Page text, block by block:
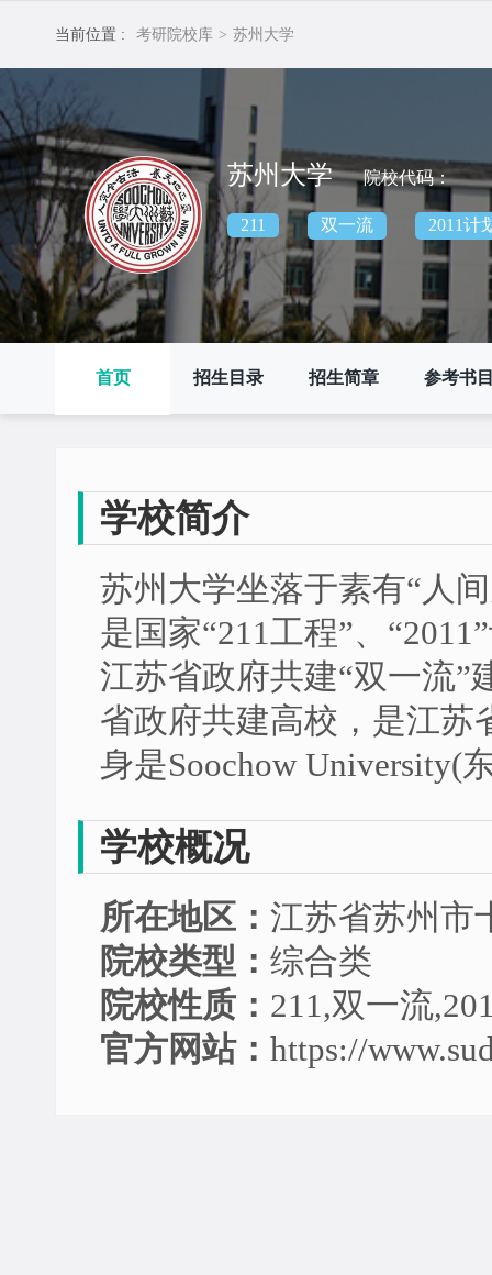
当前位置 : 考研院校库 > 苏州大学
苏州大学 院校代码：
211 双一流 2011计
首页 招生目录 招生简章 参考书
学校简介
苏州大学坐落于素有“人
是国家“211工程”、
江苏省政府共建“双一流”
省政府共建高校，是江苏
身是Soochow University(
学校概况
所在地区： 江苏省苏州市
院校类型： 综合类
院校性质： 211,双一流
官方网站： https://